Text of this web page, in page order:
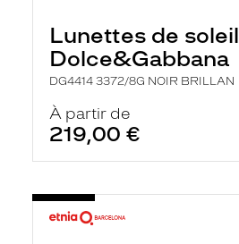
Lunettes de soleil
Dolce&Gabbana
DG4414 3372/8G NOIR BRILLAN
À partir de
219,00 €